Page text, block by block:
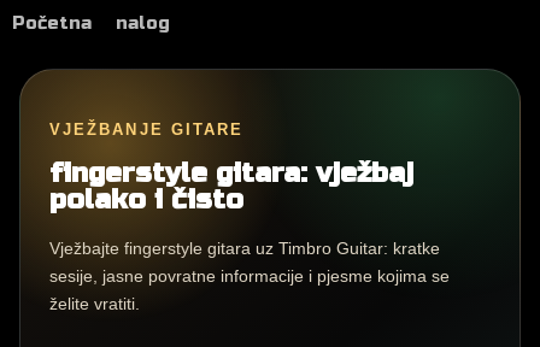
Početna nalog
VJEŽBANJE GITARE
fingerstyle gitara: vježbaj
polako i čisto
Vježbajte fingerstyle gitara uz Timbro Guitar: kratke
sesije, jasne povratne informacije i pjesme kojima se
želite vratiti.